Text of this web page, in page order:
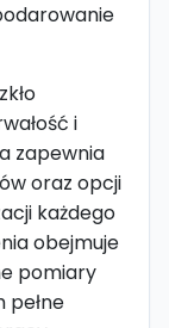
i
zapewnia
oraz opcji
każdego
obejmuje
pomiary
pełne